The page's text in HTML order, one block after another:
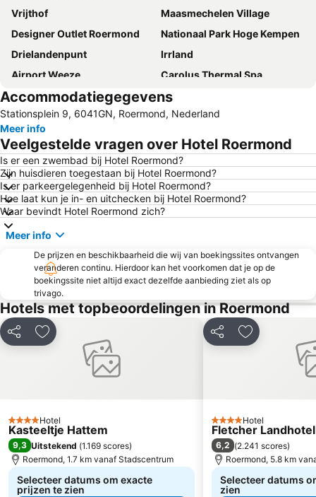
Vrijthof
Maasmechelen Village
Designer Outlet Roermond
Nationaal Park Hoge Kempen
Drielandenpunt
Irrland
Airport Weeze
Carolus Thermal Spa
Station Maastricht
Dom van Aken
MECC
Christmas Market Aachen
Aachen Central Railway Station
Mondoverde
City Centre
Wild- en wandelpark Molenheide
Philips Stadion
Thermaalbad Arcen
Marché de Noël d'Aix-la-Chapelle
Wintersportparadijs SnowWorld Landgraaf
Maastricht Aachen Airport
GaiaZOO
Geusselt Stadium
Park Molenheide
Holland Casino Valkenburg
Stadion in Borussiapark
Kerstmarkt
Recreatiepark Hengelhoef
Fluweelengrot
Pretpark de Valkenier
Château Neercanne
Genk on Stage
Karting Genk
Maastricht Grotten
Station Venlo
Abdij Rolduc
Oud Stadhuis Maastricht
Station Roermond
Kasteeltuinen Arcen
Maastricht University
Grotten Sint Pietersberg
Parkstad-Limburg-Stadion
Accommodatiegegevens
Stationsplein 9, 6041GN, Roermond, Nederland
Meer info
Veelgestelde vragen over Hotel Roermond
Is er een zwembad bij Hotel Roermond?
Zijn huisdieren toegestaan bij Hotel Roermond?
Is er parkeergelegenheid bij Hotel Roermond?
Hoe laat kun je in- en uitchecken bij Hotel Roermond?
Waar bevindt Hotel Roermond zich?
Meer info
De prijzen en beschikbaarheid die wij van boekingssites ontvangen
veranderen continu. Hierdoor kan het voorkomen dat je op de
boekingssite niet altijd exact dezelfde aanbieding ziet als op
trivago.
Hotels met topbeoordelingen in Roermond
Delen Toevoegen aan favorieten
4 SterrenHotel
Kasteeltje Hattem
9,3 Uitstekend (1.169 scores)
Roermond, 1.7 km vanaf Stadscentrum
Selecteer datums om exacte
prijzen te zien
Delen Toevoegen
4 SterrenHotel
Fletcher
6,2 (2.241 scores)
Roermond, 5.8 km
Selecteer datums
zien